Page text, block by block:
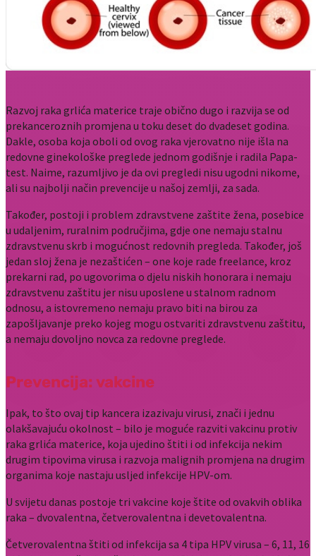
Razvoj raka grlića materice traje obično dugo i razvija se od
prekanceroznih promjena u toku deset do dvadeset godina.
Dakle, osoba koja oboli od ovog raka vjerovatno nije išla na
redovne ginekološke preglede jednom godišnje i radila Papa-
test. Naime, razumljivo je da ovi pregledi nisu ugodni nikome,
ali su najbolji način prevencije u našoj zemlji, za sada.
Također, postoji i problem zdravstvene zaštite žena, posebice
u udaljenim, ruralnim područjima, gdje one nemaju stalnu
zdravstvenu skrb i mogućnost redovnih pregleda. Također, još
jedan sloj žena je nezaštićen – one koje rade freelance, kroz
prekarni rad, po ugovorima o djelu niskih honorara i nemaju
zdravstvenu zaštitu jer nisu uposlene u stalnom radnom
odnosu, a istovremeno nemaju pravo biti na birou za
zapošljavanje preko kojeg mogu ostvariti zdravstvenu zaštitu,
a nemaju dovoljno novca za redovne preglede.
Prevencija: vakcine
Ipak, to što ovaj tip kancera izazivaju virusi, znači i jednu
olakšavajuću okolnost – bilo je moguće razviti vakcinu protiv
raka grlića materice, koja ujedino štiti i od infekcija nekim
drugim tipovima virusa i razvoja malignih promjena na drugim
organima koje nastaju usljed infekcije HPV-om.
U svijetu danas postoje tri vakcine koje štite od ovakvih oblika
raka – dvovalentna, četverovalentna i devetovalentna.
Četverovalentna štiti od infekcija sa 4 tipa HPV virusa – 6, 11, 16